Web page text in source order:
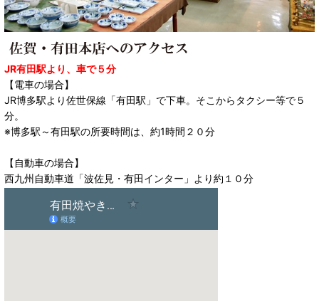
JR有田駅より、車で５分
【電車の場合】
JR博多駅より佐世保線「有田駅」で下車。そこからタクシー等で５
分。
※博多駅～有田駅の所要時間は、約1時間２０分
【自動車の場合】
西九州自動車道「波佐見・有田インター」より約１０分